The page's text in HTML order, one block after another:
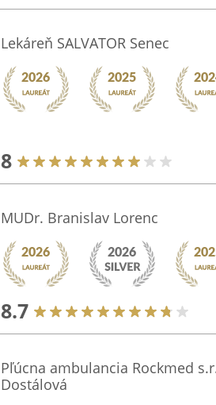
Lekáreň SALVATOR Senec
8
MUDr. Branislav Lorenc
8.7
Pľúcna ambulancia Rockmed
Dostálová